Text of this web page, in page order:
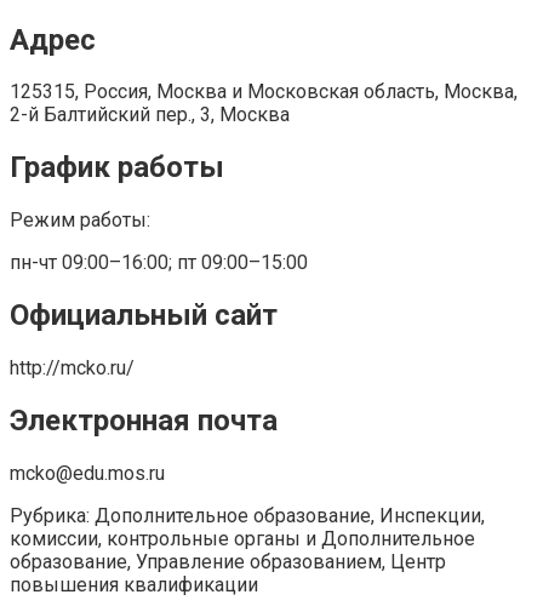
Адрес
125315, Россия, Москва и Московская область, Москва,
2-й Балтийский пер., 3, Москва
График работы
Режим работы:
пн-чт 09:00–16:00; пт 09:00–15:00
Официальный сайт
http://mcko.ru/
Электронная почта
mcko@edu.mos.ru
Рубрика: Дополнительное образование, Инспекции,
комиссии, контрольные органы и Дополнительное
образование, Управление образованием, Центр
повышения квалификации